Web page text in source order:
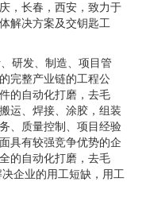
，长春，西安，致力于
解决方案及交钥匙工
研发、制造、项目管
完整产业链的工程公
的自动化打磨，去毛
运、焊接、涂胶，组装
、质量控制、项目经验
具有较强竞争优势的企
的自动化打磨，去毛
企业的用工短缺，用工